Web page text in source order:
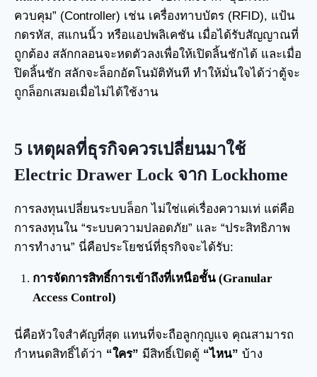
ควบคุม” (Controller) เช่น เครื่องทาบบัตร (RFID), แป้น
กดรหัส, สแกนนิ้ว หรือแอปพลิเคชัน เมื่อได้รับสัญญาณที่
ถูกต้อง สลักกลอนจะหดตัวลงเพื่อให้เปิดลิ้นชักได้ และเมื่อ
ปิดลิ้นชัก สลักจะล็อกอัตโนมัติทันที ทำให้มั่นใจได้ว่าตู้จะ
ถูกล็อกเสมอเมื่อไม่ได้ใช้งาน
5 เหตุผลที่ธุรกิจควรเปลี่ยนมาใช้
Electric Drawer Lock จาก Lockhome
การลงทุนเปลี่ยนระบบล็อก ไม่ใช่แค่เรื่องความเท่ แต่คือ
การลงทุนใน “ระบบความปลอดภัย” และ “ประสิทธิภาพ
การทำงาน” นี่คือประโยชน์ที่ธุรกิจจะได้รับ:
การจัดการสิทธิ์การเข้าถึงที่เหนือชั้น (Granular
Access Control)
นี่คือหัวใจสำคัญที่สุด แทนที่จะถือลูกกุญแจ คุณสามารถ
กำหนดสิทธิ์ได้ว่า “ใคร” มีสิทธิ์เปิดตู้ “ไหน” บ้าง